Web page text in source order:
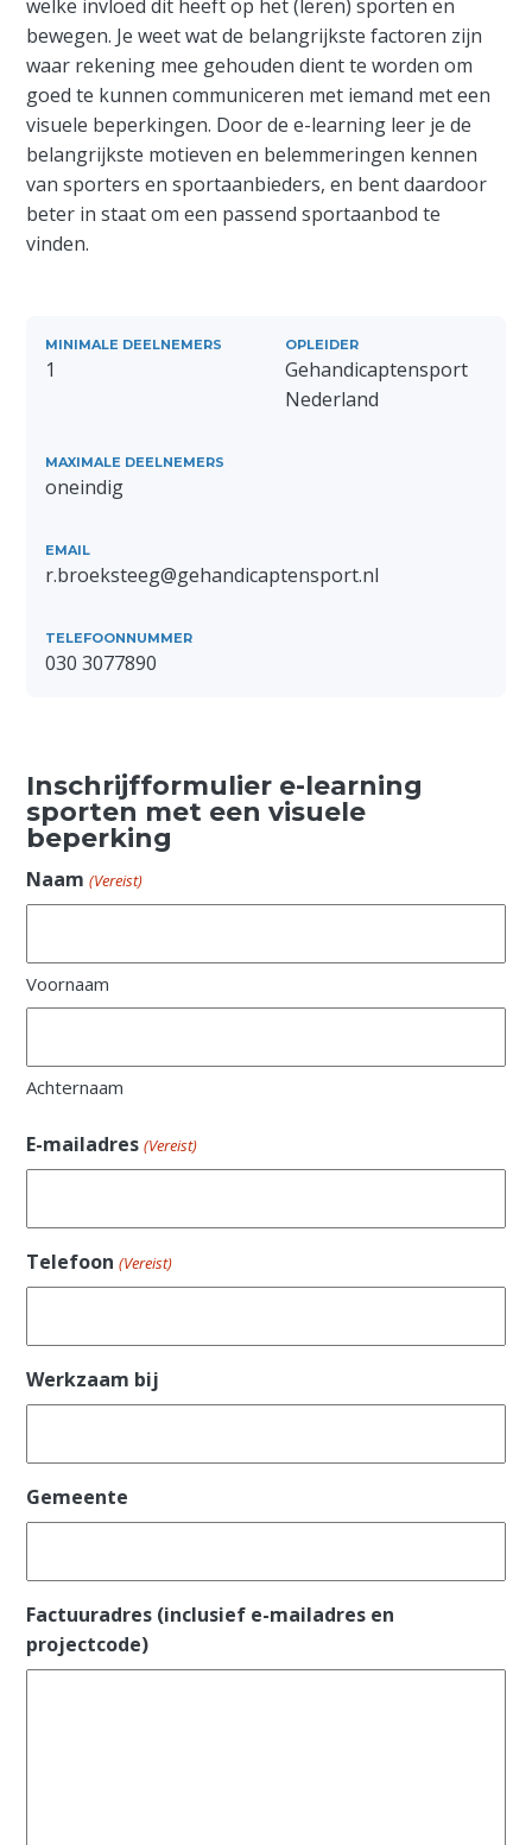
Inschrijfformulier e-learning
sporten met een visuele
beperking
Naam (Vereist)
Voornaam
Achternaam
E-mailadres (Vereist)
Telefoon (Vereist)
Werkzaam bij
Gemeente
Factuuradres (inclusief e-mailadres en
projectcode)
welke invloed dit heeft op het (leren) sporten en
bewegen. Je weet wat de belangrijkste factoren zijn
waar rekening mee gehouden dient te worden om
goed te kunnen communiceren met iemand met een
visuele beperkingen. Door de e-learning leer je de
belangrijkste motieven en belemmeringen kennen
van sporters en sportaanbieders, en bent daardoor
beter in staat om een passend sportaanbod te
vinden.
MINIMALE DEELNEMERS
1
OPLEIDER
Gehandicaptensport
Nederland
MAXIMALE DEELNEMERS
oneindig
EMAIL
r.broeksteeg@gehandicaptensport.nl
TELEFOONNUMMER
030 3077890